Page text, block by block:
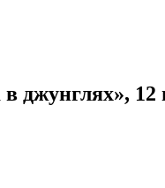
джунглях», 12